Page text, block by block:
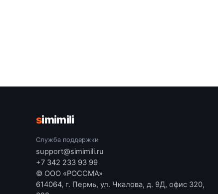
simimili
Служба поддержки
support@simimili.ru
+7 342 233 93 99
© ООО «РОССМА»
614064, г. Пермь, ул. Чкалова, д. 9Д, офис 320,